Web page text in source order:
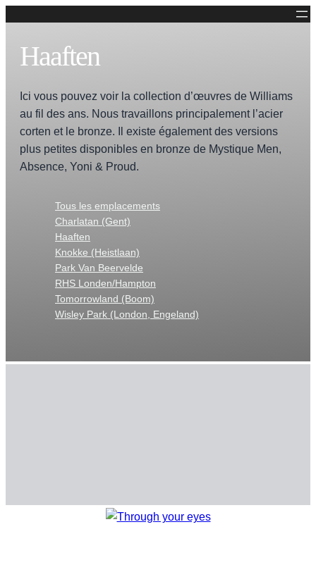
Haaften
Ici vous pouvez voir la collection d’œuvres de Williams
au fil des ans. Nous travaillons principalement l’acier
corten et le bronze. Il existe également des versions
plus petites disponibles en bronze de Mystique Men,
Absence, Yoni & Proud.
Tous les emplacements
Charlatan (Gent)
Haaften
Knokke (Heistlaan)
Park Van Beervelde
RHS Londen/Hampton
Tomorrowland (Boom)
Wisley Park (London, Engeland)